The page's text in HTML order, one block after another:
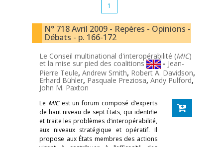
1
N° 718 Avril 2009 - Repères - Opinions -
Débats - p. 166-172
Le Conseil multinational d'interopérabilité (MIC)
et la mise sur pied des coalitions
- Jean-
Pierre Teule, Andrew Smith, Robert A. Davidson,
Erhard Bühler, Pasquale Preziosa, Andy Pulford,
John M. Paxton
Le MIC est un forum composé d’experts
de haut niveau de sept États, qui identifie
et traite les problèmes d’interopérabilité,
aux niveaux stratégique et opératif. Il
propose aux États membres des actions